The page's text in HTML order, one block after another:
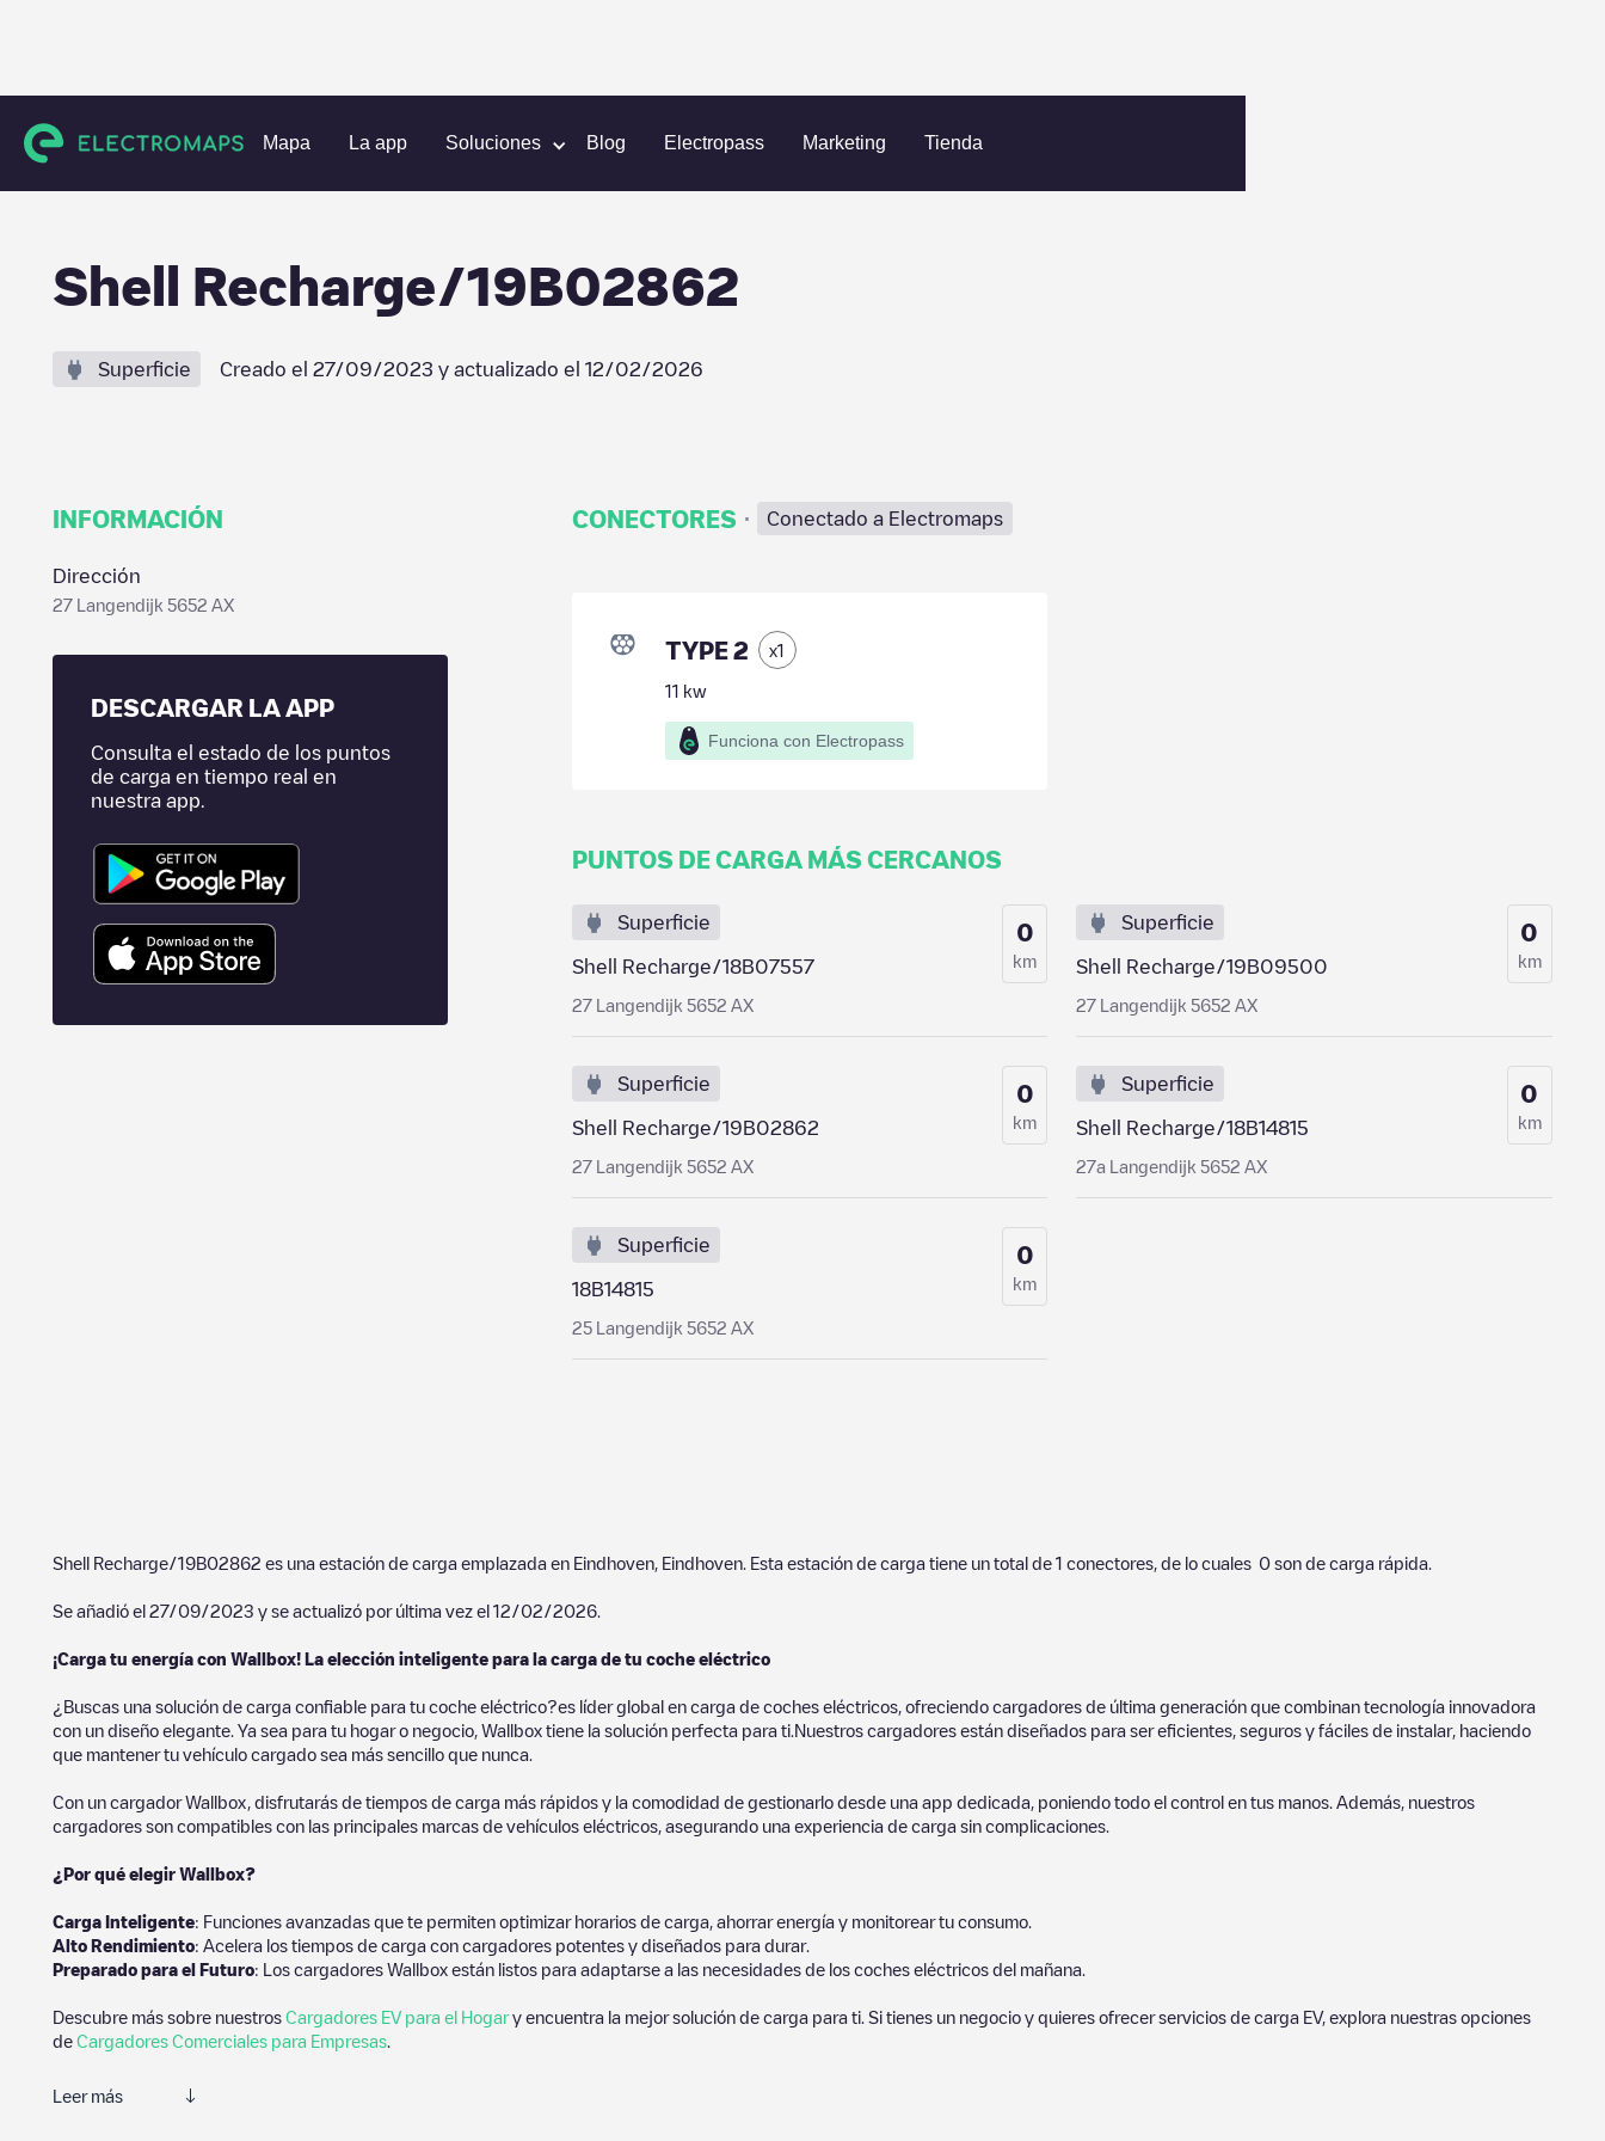
Mapa La app Soluciones Blog Electropass Marketing Tienda
Estaciones de carga Países Bajos Eindhoven Eindhoven Shell Recharge/19B02862
Shell Recharge/19B02862
Superficie Creado el 27/09/2023 y actualizado el 12/02/2026
INFORMACIÓN
Dirección
27 Langendijk 5652 AX
DESCARGAR LA APP
Consulta el estado de los puntos
de carga en tiempo real en
nuestra app.
CONECTORES · Conectado a Electromaps
TYPE 2 x1
11 kw
Funciona con Electropass
PUNTOS DE CARGA MÁS CERCANOS
Superficie
Shell Recharge/18B07557
27 Langendijk 5652 AX
0
km
Superficie
Shell Recharge/19B09500
27 Langendijk 5652 AX
0
km
Superficie
Shell Recharge/19B02862
27 Langendijk 5652 AX
0
km
Superficie
Shell Recharge/18B14815
27a Langendijk 5652 AX
0
km
Superficie
18B14815
25 Langendijk 5652 AX
0
km
Shell Recharge/19B02862 es una estación de carga emplazada en Eindhoven Eindhoven . Esta estación de carga tiene un total de 1 conectores, de lo cuales 0 son de carga rápida.
Se añadió el 27/09/2023 y se actualizó por última vez el 12/02/2026
¡Carga tu energía con Wallbox! La elección inteligente para la carga de tu coche eléctrico
¿Buscas una solución de carga confiable para tu coche eléctrico?es líder global en carga de coches eléctricos, ofreciendo cargadores de última generación que combinan tecnología innovadora
con un diseño elegante. Ya sea para tu hogar o negocio, Wallbox tiene la solución perfecta para ti.Nuestros cargadores están diseñados para ser eficientes, seguros y fáciles de instalar, haciendo
que mantener tu vehículo cargado sea más sencillo que nunca.
Con un cargador Wallbox, disfrutarás de tiempos de carga más rápidos y la comodidad de gestionarlo desde una app dedicada, poniendo todo el control en tus manos. Además, nuestros
cargadores son compatibles con las principales marcas de vehículos eléctricos, asegurando una experiencia de carga sin complicaciones.
¿Por qué elegir Wallbox?
Carga Inteligente: Funciones avanzadas que te permiten optimizar horarios de carga, ahorrar energía y monitorear tu consumo.
Alto Rendimiento: Acelera los tiempos de carga con cargadores potentes y diseñados para durar.
Preparado para el Futuro: Los cargadores Wallbox están listos para adaptarse a las necesidades de los coches eléctricos del mañana.
Descubre más sobre nuestros Cargadores EV para el Hogary encuentra la mejor solución de carga para ti. Si tienes un negocio y quieres ofrecer servicios de carga EV, explora nuestras opciones
de Cargadores Comerciales para Empresas
Leer más